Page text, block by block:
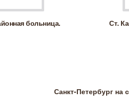
больница. Ст.
Санкт-Петербург на